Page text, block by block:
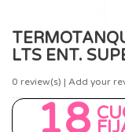
LTS ENT.
0 review(s) | Add your
18